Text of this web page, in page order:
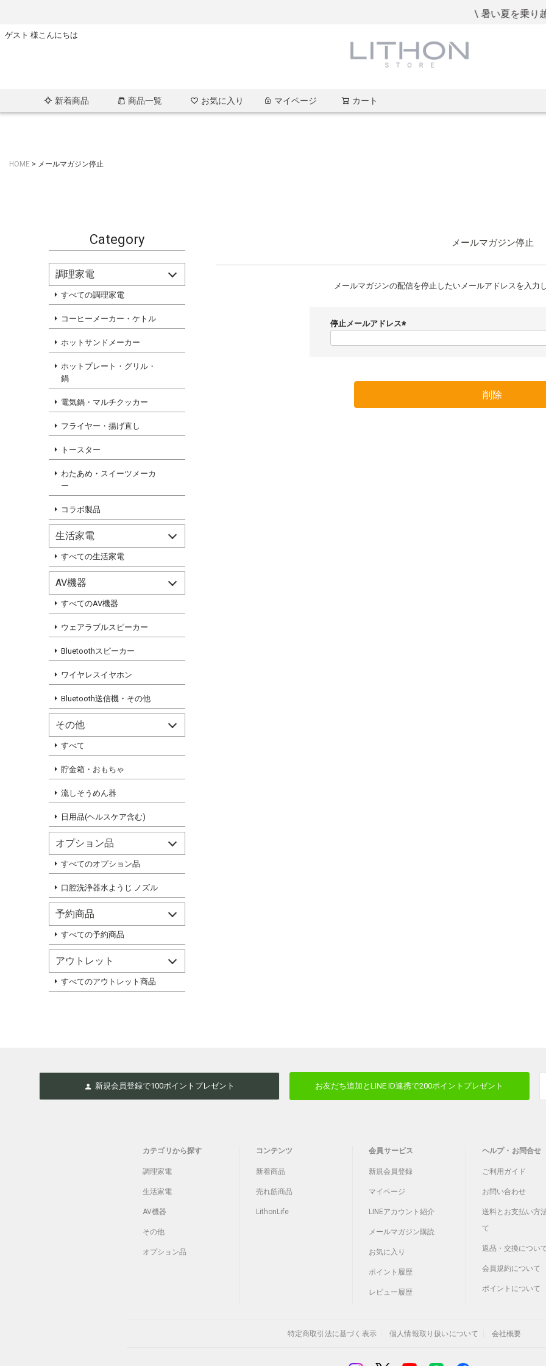
\ 暑い夏を乗り越え
ゲスト 様こんにちは
新着商品 商品一覧 お気に入り マイページ カート
HOME メールマガジン停止
Category
調理家電
すべての調理家電
コーヒーメーカー・ケトル
ホットサンドメーカー
ホットプレート・グリル・
鍋
電気鍋・マルチクッカー
フライヤー・揚げ直し
トースター
わたあめ・スイーツメーカ
ー
コラボ製品
生活家電
すべての生活家電
AV機器
すべてのAV機器
ウェアラブルスピーカー
Bluetoothスピーカー
ワイヤレスイヤホン
Bluetooth送信機・その他
その他
すべて
貯金箱・おもちゃ
流しそうめん器
日用品(ヘルスケア含む)
オプション品
すべてのオプション品
口腔洗浄器水ようじ ノズル
予約商品
すべての予約商品
アウトレット
すべてのアウトレット商品
メールマガジン停止
メールマガジンの配信を停止したいメールアドレスを入力
停止メールアドレス
削除
新規会員登録で100ポイントプレゼント お友だち追加とLINE ID連携で200ポイントプレゼント
カテゴリから探す
調理家電
生活家電
AV機器
その他
オプション品
コンテンツ
新着商品
売れ筋商品
LithonLife
会員サービス
新規会員登録
マイページ
LINEアカウント紹介
メールマガジン購読
お気に入り
ポイント履歴
レビュー履歴
ヘルプ・お問合せ
ご利用ガイド
お問い合わせ
送料とお支払い方
て
返品・交換につい
会員規約について
ポイントについて
特定商取引法に基づく表示 個人情報取り扱いについて 会社概要